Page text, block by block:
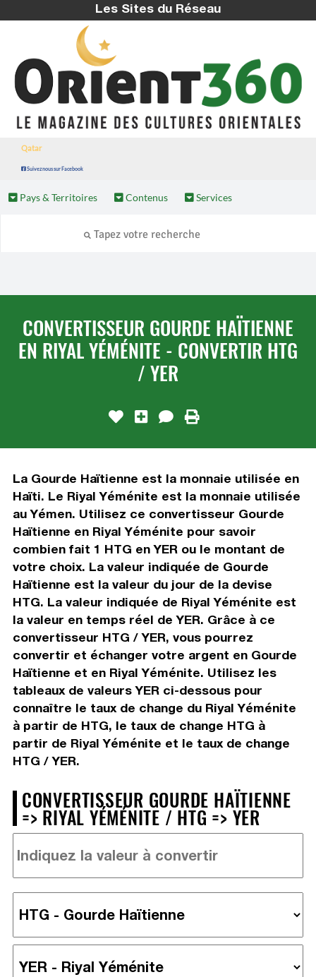
Les Sites du Réseau
Qatar
Suivez nous sur Facebook
Pays & Territoires Contenus Services
CONVERTISSEUR GOURDE HAÏTIENNE
EN RIYAL YÉMÉNITE - CONVERTIR HTG
/ YER
La Gourde Haïtienne est la monnaie utilisée en
Haïti. Le Riyal Yéménite est la monnaie utilisée
au Yémen. Utilisez ce convertisseur Gourde
Haïtienne en Riyal Yéménite pour savoir
combien fait 1 HTG en YER ou le montant de
votre choix. La valeur indiquée de Gourde
Haïtienne est la valeur du jour de la devise
HTG. La valeur indiquée de Riyal Yéménite est
la valeur en temps réel de YER. Grâce à ce
convertisseur HTG / YER, vous pourrez
convertir et échanger votre argent en Gourde
Haïtienne et en Riyal Yéménite. Utilisez les
tableaux de valeurs YER ci-dessous pour
connaître le taux de change du Riyal Yéménite
à partir de HTG, le taux de change HTG à
partir de Riyal Yéménite et le taux de change
HTG / YER.
CONVERTISSEUR GOURDE HAÏTIENNE
=> RIYAL YÉMÉNITE / HTG => YER